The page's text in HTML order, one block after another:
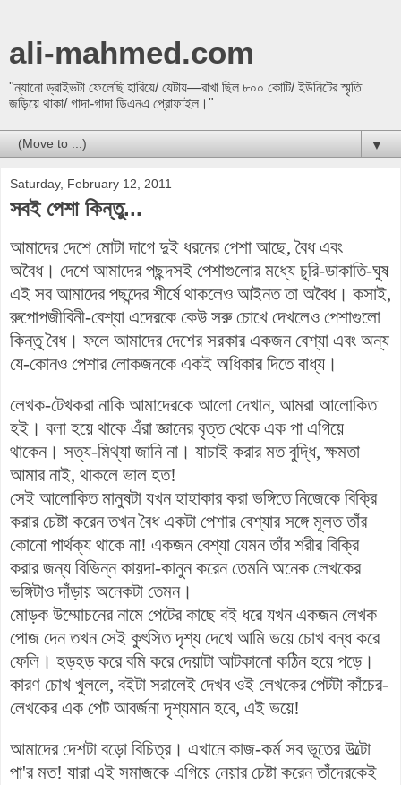
ali-mahmed.com
"ন্যানো ড্রাইভটা ফেলেছি হারিয়ে/ যেটায়—রাখা ছিল ৮০০ কোটি/ ইউনিটের স্মৃতি
জড়িয়ে থাকা/ গাদা-গাদা ডিএনএ প্রোফাইল।"
▼
Saturday, February 12, 2011
সবই পেশা কিন্তু...
আমাদের দেশে মোটা দাগে দুই ধরনের পেশা আছে, বৈধ এবং
অবৈধ। দেশে আমাদের পছন্দসই পেশাগুলোর মধ্যে চুরি-ডাকাতি-ঘুষ
এই সব আমাদের পছন্দের শীর্ষে থাকলেও আইনত তা অবৈধ। কসাই,
রুপোপজীবিনী-বেশ্যা এদেরকে কেউ সরু চোখে দেখলেও পেশাগুলো
কিন্তু বৈধ। ফলে আমাদের দেশের সরকার একজন বেশ্যা এবং অন্য
যে-কোনও পেশার লোকজনকে একই অধিকার দিতে বাধ্য।
লেখক-টেখকরা নাকি আমাদেরকে আলো দেখান, আমরা আলোকিত
হই। বলা হয়ে থাকে এঁরা জ্ঞানের বৃত্ত থেকে এক পা এগিয়ে
থাকেন। সত্য-মিথ্যা জানি না। যাচাই করার মত বুদ্ধি, ক্ষমতা
আমার নাই, থাকলে ভাল হত!
সেই আলোকিত মানুষটা যখন হাহাকার করা ভঙ্গিতে নিজেকে বিক্রি
করার চেষ্টা করেন তখন বৈধ একটা পেশার বেশ্যার সঙ্গে মূলত তাঁর
কোনো পার্থক্য থাকে না! একজন বেশ্যা যেমন তাঁর শরীর বিক্রি
করার জন্য বিভিন্ন কায়দা-কানুন করেন তেমনি অনেক লেখকের
ভঙ্গিটাও দাঁড়ায় অনেকটা তেমন।
মোড়ক উম্মোচনের নামে পেটের কাছে বই ধরে যখন একজন লেখক
পোজ দেন তখন সেই কুৎসিত দৃশ্য দেখে আমি ভয়ে চোখ বন্ধ করে
ফেলি। হড়হড় করে বমি করে দেয়াটা আটকানো কঠিন হয়ে পড়ে।
কারণ চোখ খুললে, বইটা সরালেই দেখব ওই লেখকের পেটটা কাঁচের-
লেখকের এক পেট আবর্জনা দৃশ্যমান হবে, এই ভয়ে!
আমাদের দেশটা বড়ো বিচিত্র। এখানে কাজ-কর্ম সব ভূতের উল্টো
পা'র মত! যারা এই সমাজকে এগিয়ে নেয়ার চেষ্টা করেন তাঁদেরকেই